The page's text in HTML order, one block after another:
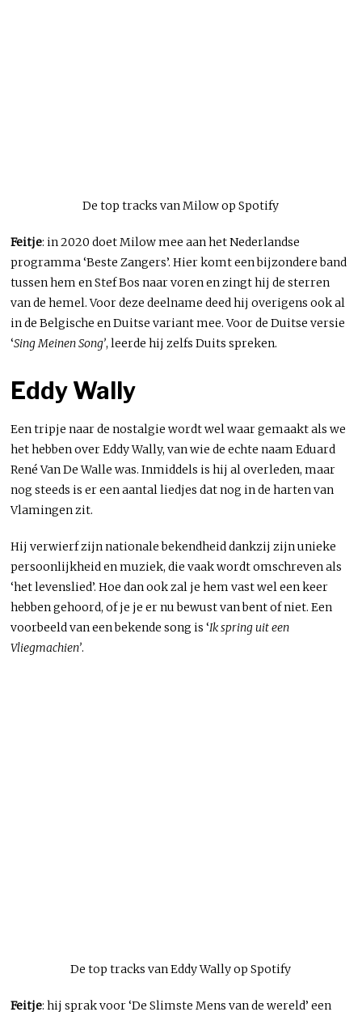
De top tracks van Milow op Spotify
Feitje: in 2020 doet Milow mee aan het Nederlandse
programma ‘Beste Zangers’. Hier komt een bijzondere band
tussen hem en Stef Bos naar voren en zingt hij de sterren
van de hemel. Voor deze deelname deed hij overigens ook al
in de Belgische en Duitse variant mee. Voor de Duitse versie
‘Sing Meinen Song’, leerde hij zelfs Duits spreken.
Eddy Wally
Een tripje naar de nostalgie wordt wel waar gemaakt als we
het hebben over Eddy Wally, van wie de echte naam Eduard
René Van De Walle was. Inmiddels is hij al overleden, maar
nog steeds is er een aantal liedjes dat nog in de harten van
Vlamingen zit.
Hij verwierf zijn nationale bekendheid dankzij zijn unieke
persoonlijkheid en muziek, die vaak wordt omschreven als
‘het levenslied’. Hoe dan ook zal je hem vast wel een keer
hebben gehoord, of je je er nu bewust van bent of niet. Een
voorbeeld van een bekende song is ‘Ik spring uit een
Vliegmachien’.
De top tracks van Eddy Wally op Spotify
Feitje: hij sprak voor ‘De Slimste Mens van de wereld’ een